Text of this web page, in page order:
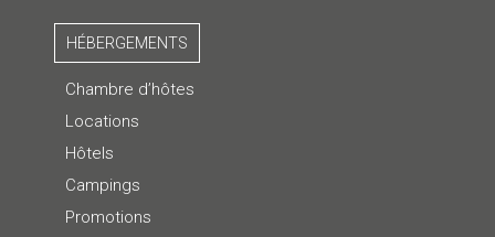
HÉBERGEMENTS
Chambre d’hôtes
Locations
Hôtels
Campings
Promotions